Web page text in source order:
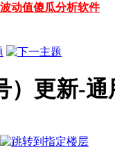
动值傻瓜分析软件
）更新-